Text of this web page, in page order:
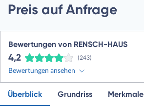
Preis auf Anfrage
Bewertungen von RENSCH-HAUS
4,2 (243)
Bewertungen ansehen
Überblick Grundriss Merkmale